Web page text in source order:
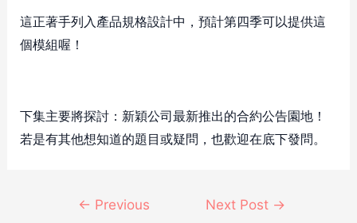
這正著手列入產品規格設計中，預計第四季可以提供這
個模組喔！
下集主要將探討：新穎公司最新推出的合約公告園地！
若是有其他想知道的題目或疑問，也歡迎在底下發問。
← Previous
Next Post →